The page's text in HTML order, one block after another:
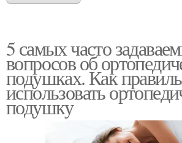
5 самых часто
вопросов об
подушках. Как
использовать
подушку